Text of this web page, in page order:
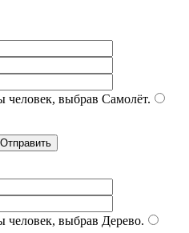
человек, выбрав Самолёт.
человек, выбрав Дерево.